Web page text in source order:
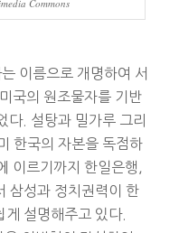
Commons
이름으로 개명하여 서
국의 원조물자를 기반
다. 설탕과 밀가루 그리
한국의 자본을 독점하
이르기까지 한일은행,
삼성과 정치권력이 한
설명해주고 있다.